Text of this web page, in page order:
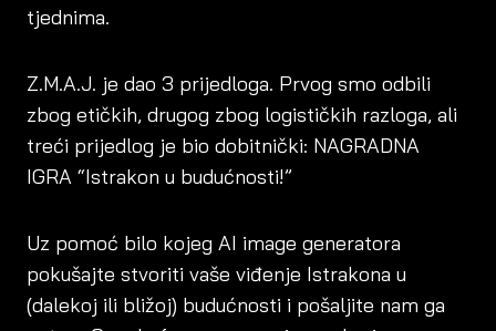
tjednima.
Z.M.A.J. je dao 3 prijedloga. Prvog smo odbili
zbog etičkih, drugog zbog logističkih razloga, ali
treći prijedlog je bio dobitnički: NAGRADNA
IGRA “Istrakon u budućnosti!”
Uz pomoć bilo kojeg AI image generatora
pokušajte stvoriti vaše viđenje Istrakona u
(dalekoj ili bližoj) budućnosti i pošaljite nam ga